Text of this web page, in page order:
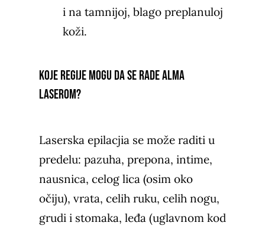
i na tamnijoj, blago preplanuloj
koži.
Koje regije mogu da se rade Alma
laserom?
Laserska epilacjia se može raditi u
predelu: pazuha, prepona, intime,
nausnica, celog lica (osim oko
očiju), vrata, celih ruku, celih nogu,
grudi i stomaka, leđa (uglavnom kod